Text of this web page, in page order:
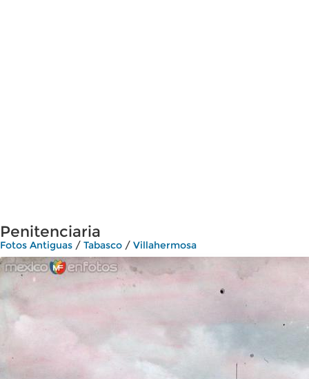
Penitenciaria
Fotos Antiguas / Tabasco / Villahermosa